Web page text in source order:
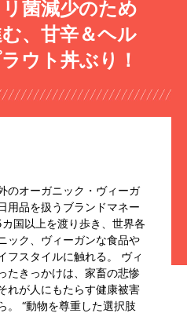
菌減少のため
、甘辛＆ヘル
ウト丼ぶり！
のオーガニック・ヴィーガ
用品を扱うブランドマネー
国以上を渡り歩き、世界各
ック、ヴィーガンな食品や
フスタイルに触れる。 ヴィ
たきっかけは、家畜の悲惨
れが人にもたらす健康被害
。 “動物を尊重した選択肢